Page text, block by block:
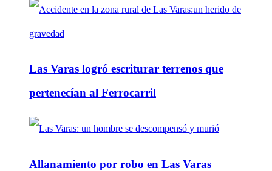
Las Varas logró escriturar terrenos que
pertenecían al Ferrocarril
Allanamiento por robo en Las Varas